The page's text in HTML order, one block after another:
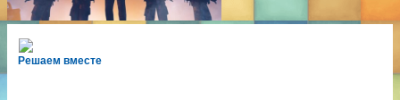
Решаем вместе